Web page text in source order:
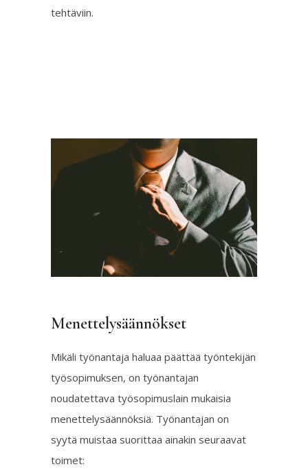
tehtäviin.
Menettelysäännökset
Mikäli työnantaja haluaa päättää työntekijän
työsopimuksen, on työnantajan
noudatettava työsopimuslain mukaisia
menettelysäännöksiä. Työnantajan on
syytä muistaa suorittaa ainakin seuraavat
toimet: